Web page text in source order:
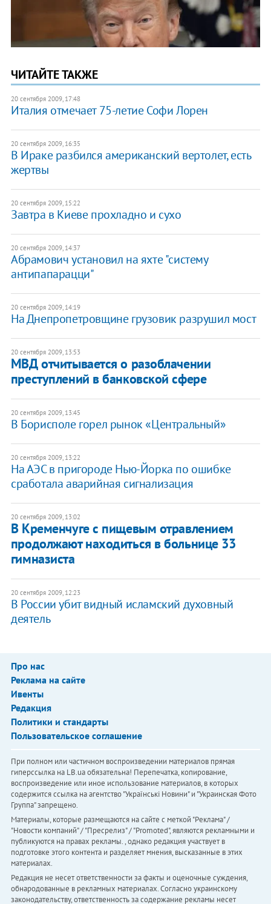
ЧИТАЙТЕ ТАКЖЕ
20 сентября 2009, 17:48
Италия отмечает 75-летие Софи Лорен
20 сентября 2009, 16:35
В Ираке разбился американский вертолет, есть
жертвы
20 сентября 2009, 15:22
Завтра в Киеве прохладно и сухо
20 сентября 2009, 14:37
Абрамович установил на яхте "систему
антипапарацци"
20 сентября 2009, 14:19
На Днепропетровщине грузовик разрушил мост
20 сентября 2009, 13:53
МВД отчитывается о разоблачении
преступлений в банковской сфере
20 сентября 2009, 13:45
В Борисполе горел рынок «Центральный»
20 сентября 2009, 13:22
На АЭС в пригороде Нью-Йорка по ошибке
сработала аварийная сигнализация
20 сентября 2009, 13:02
В Кременчуге с пищевым отравлением
продолжают находиться в больнице 33
гимназиста
20 сентября 2009, 12:23
В России убит видный исламский духовный
деятель
Про нас
Реклама на сайте
Ивенты
Редакция
Политики и стандарты
Пользовательское соглашение
При полном или частичном воспроизведении материалов прямая
гиперссылка на LB.ua обязательна! Перепечатка, копирование,
воспроизведение или иное использование материалов, в которых
содержится ссылка на агентство "Українськi Новини" и "Украинская Фото
Группа" запрещено.
Материалы, которые размещаются на сайте с меткой "Реклама" /
"Новости компаний" / "Пресрелиз" / "Promoted", являются рекламными и
публикуются на правах рекламы. , однако редакция участвует в
подготовке этого контента и разделяет мнения, высказанные в этих
материалах.
Редакция не несет ответственности за факты и оценочные суждения,
обнародованные в рекламных материалах. Согласно украинскому
законодательству, ответственность за содержание рекламы несет